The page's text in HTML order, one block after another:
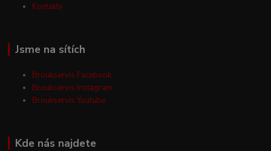
Kontakty
Jsme na sítích
Broukservis Facebook
Broukservis Instagram
Broukservis Youtube
Kde nás najdete